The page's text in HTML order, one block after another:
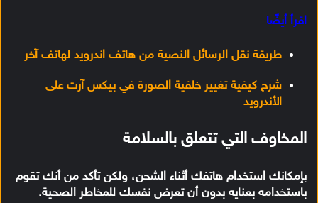
اقرأ أيضًا
طريقة نقل الرسائل النصية من هاتف اندرويد لهاتف آخر
شرح كيفية تغيير خلفية الصورة في بيكس آرت على
الأندرويد
المخاوف التي تتعلق بالسلامة
بإمكانك استخدام هاتفك أثناء الشحن، ولكن تأكد من أنك تقوم
باستخدامه بعنايه بدون أن تعرض نفسك للمخاطر الصحية.